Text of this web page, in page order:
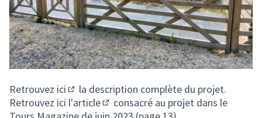
Retrouvez ici
(S'ouvre dans un nouvel onglet)
la description complète du projet.
Retrouvez ici l'article
(Lien externe)
consacré au projet dans le